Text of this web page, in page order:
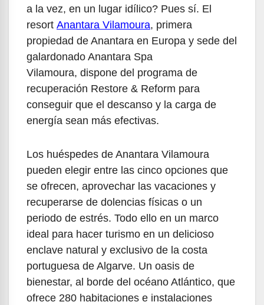
a la vez, en un lugar idílico? Pues sí. El
resort Anantara Vilamoura, primera
propiedad de Anantara en Europa y sede del
galardonado Anantara Spa
Vilamoura, dispone del programa de
recuperación Restore & Reform para
conseguir que el descanso y la carga de
energía sean más efectivas.
Los huéspedes de Anantara Vilamoura
pueden elegir entre las cinco opciones que
se ofrecen, aprovechar las vacaciones y
recuperarse de dolencias físicas o un
periodo de estrés. Todo ello en un marco
ideal para hacer turismo en un delicioso
enclave natural y exclusivo de la costa
portuguesa de Algarve. Un oasis de
bienestar, al borde del océano Atlántico, que
ofrece 280 habitaciones e instalaciones